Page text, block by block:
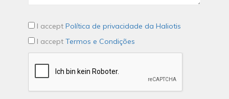
I accept Política de privacidade da Haliotis
I accept Termos e Condições